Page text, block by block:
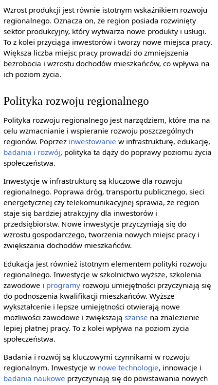
Wzrost produkcji jest równie istotnym wskaźnikiem rozwoju
regionalnego. Oznacza on, że region posiada rozwinięty
sektor produkcyjny, który wytwarza nowe produkty i usługi.
To z kolei przyciąga inwestorów i tworzy nowe miejsca pracy.
Większa liczba miejsc pracy prowadzi do zmniejszenia
bezrobocia i wzrostu dochodów mieszkańców, co wpływa na
ich poziom życia.
Polityka rozwoju regionalnego
Polityka rozwoju regionalnego jest narzędziem, które ma na
celu wzmacnianie i wspieranie rozwoju poszczególnych
regionów. Poprzez inwestowanie w infrastrukturę, edukację,
badania i rozwój, polityka ta dąży do poprawy poziomu życia
społeczeństwa.
Inwestycje w infrastrukturę są kluczowe dla rozwoju
regionalnego. Poprawa dróg, transportu publicznego, sieci
energetycznej czy telekomunikacyjnej sprawia, że region
staje się bardziej atrakcyjny dla inwestorów i
przedsiębiorstw. Nowe inwestycje przyczyniają się do
wzrostu gospodarczego, tworzenia nowych miejsc pracy i
zwiększania dochodów mieszkańców.
Edukacja jest również istotnym elementem polityki rozwoju
regionalnego. Inwestycje w szkolnictwo wyższe, szkolenia
zawodowe i programyrozwoju umiejętności przyczyniają się
do podnoszenia kwalifikacji mieszkańców. Wyższe
wykształcenie i lepsze umiejętności otwierają nowe
możliwości zawodowe i zwiększają szanse na znalezienie
lepiej płatnej pracy. To z kolei wpływa na poziom życia
społeczeństwa.
Badania i rozwój są kluczowymi czynnikami w rozwoju
regionalnym. Inwestycje w nowe technologie, innowacje i
badania naukowe przyczyniają się do powstawania nowych